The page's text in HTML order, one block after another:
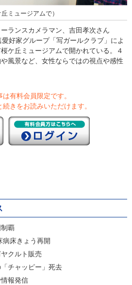
ミュージアムで）
ランスカメラマン、吉田孝次さん
愛好家グループ「写ガールクラブ」によ
ケ丘ミュージアムで開かれている。４
風景など、女性ならではの視点や感性
は有料会員限定です。
きをお読みいただけます。
覇
病床きょう再開
クルト販売
チャッピー」死去
報発信